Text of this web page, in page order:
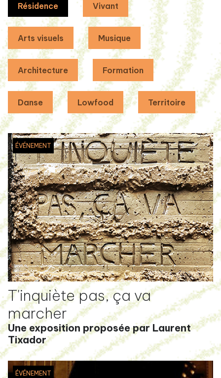
Résidence Vivant
Arts visuels Musique
Architecture Formation
Danse Lowfood Territoire
ÉVÉNEMENT
T'inquiète pas, ça va
marcher
Une exposition proposée par Laurent
Tixador
ÉVÉNEMENT